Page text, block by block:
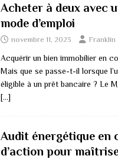
Acheter à deux avec
mode d’emploi
novembre 11, 2023 Franklin
Acquérir un bien immobilier en
Mais que se passe-t-il lorsque
éligible à un prêt bancaire ? Le
[…]
Audit énergétique en
d’action pour